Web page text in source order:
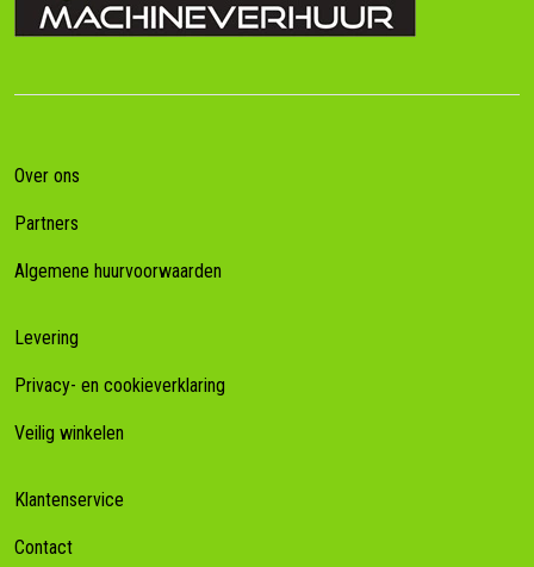
Over ons
Partners
Algemene huurvoorwaarden
Levering
Privacy- en cookieverklaring
Veilig winkelen
Klantenservice
Contact